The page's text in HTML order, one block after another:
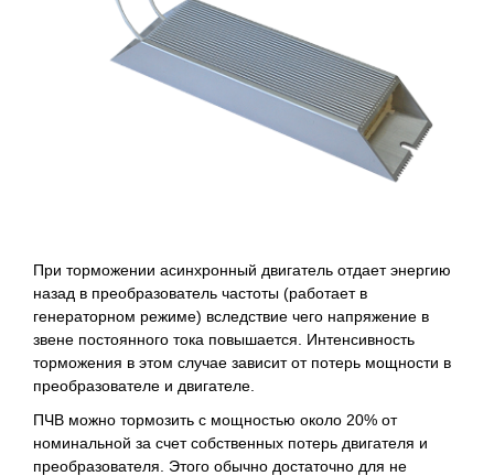
При торможении асинхронный двигатель отдает энергию
назад в преобразователь частоты (работает в
генераторном режиме) вследствие чего напряжение в
звене постоянного тока повышается. Интенсивность
торможения в этом случае зависит от потерь мощности в
преобразователе и двигателе.
ПЧВ можно тормозить с мощностью около 20% от
номинальной за счет собственных потерь двигателя и
преобразователя. Этого обычно достаточно для не